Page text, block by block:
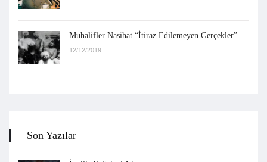
Muhalifler Nasihat “İtiraz Edilemeyen Gerçekler”
12/12/2019
Son Yazılar